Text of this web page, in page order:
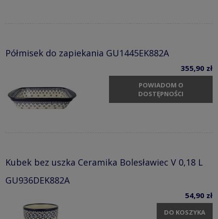
Półmisek do zapiekania GU1445EK882A
355,90 zł
POWIADOM O
DOSTĘPNOŚCI
Kubek bez uszka Ceramika Bolesławiec V 0,18 L
GU936DEK882A
54,90 zł
DO KOSZYKA